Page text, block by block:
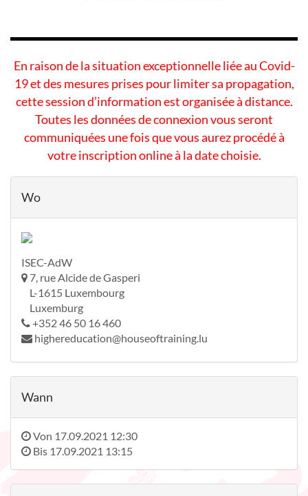
En raison de la situation exceptionnelle liée au Covid-
19 et des mesures prises pour limiter sa propagation,
cette session d’information est organisée à distance.
Toutes les données de connexion vous seront
communiquées une fois que vous aurez procédé à
votre inscription online à la date choisie.
Wo
ISEC-AdW
7, rue Alcide de Gasperi
L-1615 Luxembourg
Luxemburg
+352 46 50 16 460
highereducation@houseoftraining.lu
Wann
Von 17.09.2021 12:30
Bis 17.09.2021 13:15